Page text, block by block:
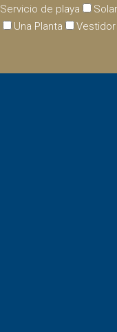
Servicio de playa
Una Planta Vestidor